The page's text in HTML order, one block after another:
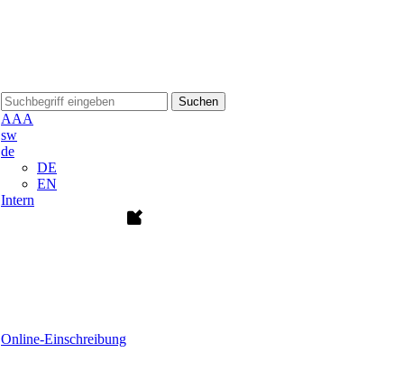
Suchen
AAA
sw
de
DE
EN
Intern
Online-Einschreibung